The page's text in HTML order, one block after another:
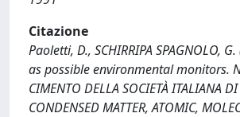
Citazione
Paoletti, D., SCHIRRIPA SPAGNOLO,
as possible environmental monitors.
CIMENTO DELLA SOCIETÀ ITALIANA
CONDENSED MATTER, ATOMIC,